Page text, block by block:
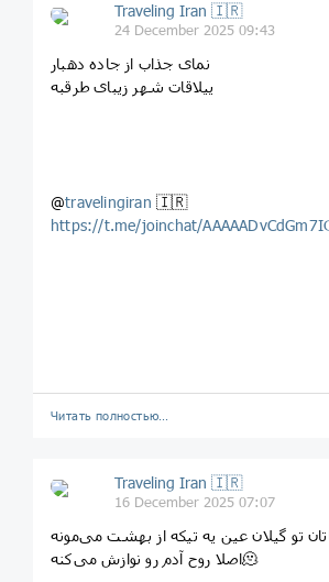
Traveling Iran 🇮🇷
24 December 2025 09:43
نمای جذاب از جاده دهبار
ییلاقات شهر زیبای طرقبه
@travelingiran 🇮🇷
https://t.me/joinchat/
Читать полностью…
Traveling Iran 🇮🇷
16 December 2025 07:07
اصلا روح آدم رو نوازش می‌کنه🫠